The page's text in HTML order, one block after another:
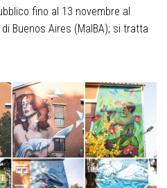
fino al 13 novembre al
Buenos Aires (MalBA); si tratta